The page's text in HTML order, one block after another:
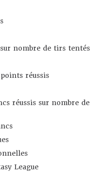
nombre de tirs tentés
réussis
réussis sur nombre de
League